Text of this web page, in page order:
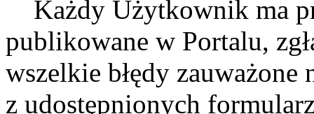
Każdy Użytkownik ma
publikowane w Portalu,
wszelkie błędy zauważone
z udostępnionych